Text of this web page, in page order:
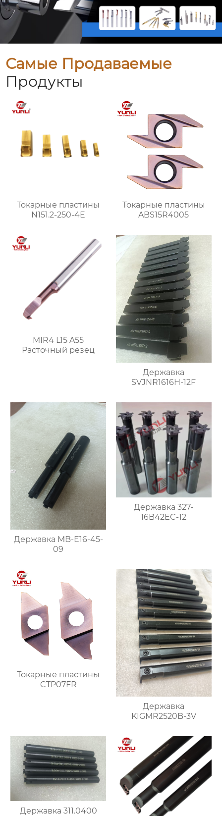
Самые Продаваемые
Продукты
Токарные пластины
N151.2-250-4E
Токарные пластины
ABS15R4005
MIR4 L15 A55
Расточный резец
Державка
SVJNR1616H-12F
Державка MB-E16-45-
09
Державка 327-
16B42EC-12
Токарные пластины
CTP07FR
Державка
KIGMR2520B-3V
Державка 311.0400